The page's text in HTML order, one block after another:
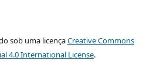
sob uma licençaCreative Commons
4.0 International License.